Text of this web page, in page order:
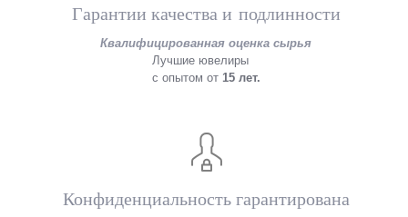
Гарантии качества и подлинности
Квалифицированная оценка сырья
Лучшие ювелиры
с опытом от 15 лет.
Конфиденциальность гарантирована